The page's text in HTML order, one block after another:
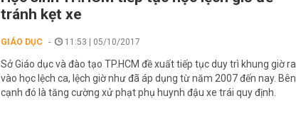
tránh kẹt xe
GIÁO DỤC 11:53 | 05/10/2017
Sở Giáo dục và đào tạo TP.HCM đề xuất tiếp tục duy trì khung giờ ra
vào học lệch ca, lệch giờ như đã áp dụng từ năm 2007 đến nay. Bên
cạnh đó là tăng cường xử phạt phụ huynh đậu xe trái quy định.